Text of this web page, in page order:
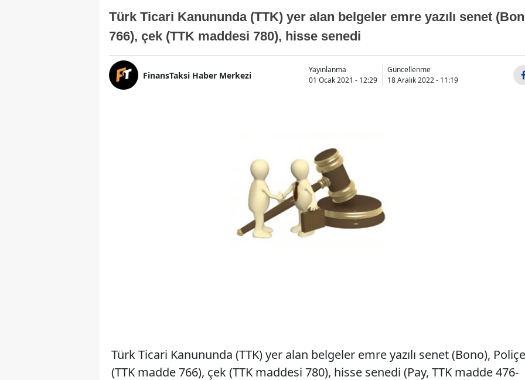
Türk Ticari Kanununda (TTK) yer alan belgeler emre yazılı senet
766), çek (TTK maddesi 780), hisse senedi
FinansTaksi Haber Merkezi
Yayınlanma
01 Ocak 2021 - 12:29
Güncellenme
18 Aralık 2022 - 11:19
Türk Ticari Kanununda (TTK) yer alan belgeler emre yazılı senet (Bono), Poliçe
(TTK madde 766), çek (TTK maddesi 780), hisse senedi (Pay, TTK madde 476-